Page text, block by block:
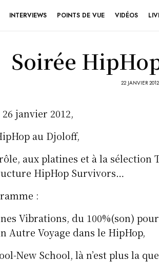
INTERVIEWS POINTS DE VUE VIDÉOS
Soirée
22 JANVIER 2012
26 janvier 2012,
au Djoloff,
aux platines et à la sélection
HipHop Survivors…
:
Vibrations, du 100%(son)
Autre Voyage dans le HipHop,
New School, là n’est plus la